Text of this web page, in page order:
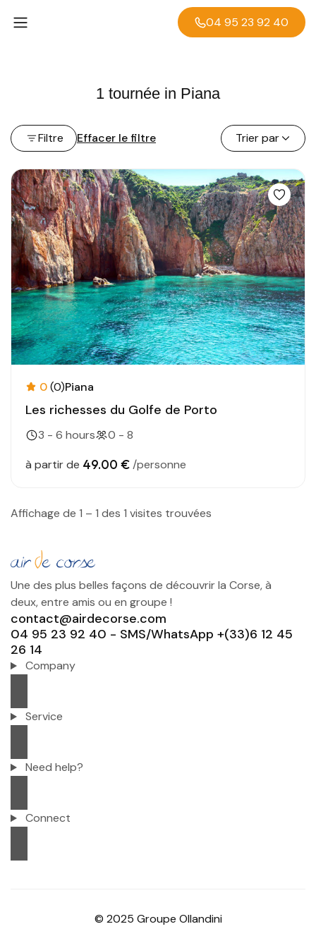
04 95 23 92 40
1 tournée in Piana
Filtre Effacer le filtre Trier par
0(0)Piana
Les richesses du Golfe de Porto
3 - 6 hours
0 - 8
à partir de 49.00 €/personne
Affichage de 1 – 1 des 1 visites trouvées
Une des plus belles façons de découvrir la Corse, à
deux, entre amis ou en groupe !
contact@airdecorse.com
04 95 23 92 40 - SMS/WhatsApp +(33)6 12 45
26 14
Company
Service
Need help?
Connect
© 2025 Groupe Ollandini